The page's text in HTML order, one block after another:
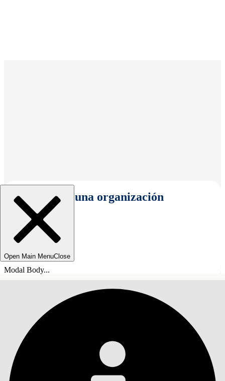
Seleccionar una organización
Open Main MenuClose
Modal Body...
ÍNDICE DE MATERIAS